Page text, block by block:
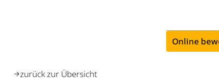
Online
zurück zur Übersicht